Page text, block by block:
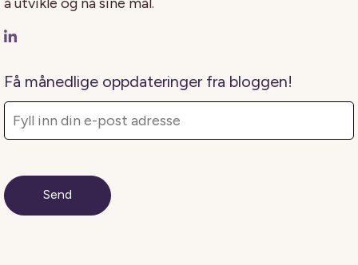
Få månedlige oppdateringer fra bloggen!